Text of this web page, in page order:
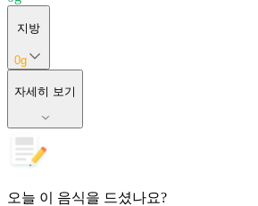
지방
0g
자세히 보기
오늘 이 음식을 드셨나요?